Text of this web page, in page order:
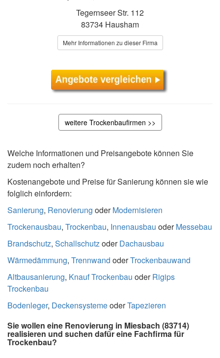
Tegernseer Str. 112
83734 Hausham
Mehr Informationen zu dieser Firma
weitere Trockenbaufirmen >>
Welche Informationen und Preisangebote können Sie
zudem noch erhalten?
Kostenangebote und Preise für Sanierung können sie wie
folglich einfordern:
Sanierung, Renovierung oderModernisieren
Trockenausbau, Trockenbau, Innenausbau oderMessebau
Brandschutz, SchallschutzoderDachausbau
Wärmedämmung, Trennwand oderTrockenbauwand
Altbausanierung, Knauf Trockenbau oderRigips
Trockenbau
Bodenleger, DeckensystemeoderTapezieren
Sie wollen eine Renovierung in Miesbach (83714)
realisieren und suchen dafür eine Fachfirma für
Trockenbau?